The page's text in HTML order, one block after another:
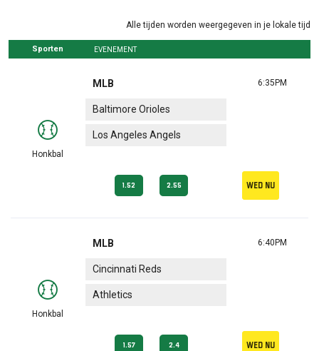
Alle tijden worden weergegeven in je lokale tijd
Sporten EVENEMENT
Honkbal
MLB
Baltimore Orioles
Los Angeles Angels
6:35PM
1.52 2.55 Wed nu
Honkbal
MLB
Cincinnati Reds
Athletics
6:40PM
1.57 2.4 Wed nu